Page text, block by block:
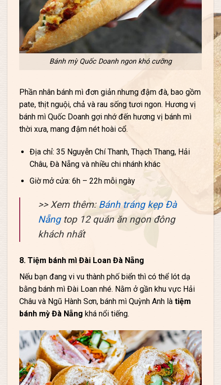
Bánh mỳ Quốc Doanh ngon khó cưỡng
Phần nhân bánh mì đơn giản nhưng đậm đà, bao gồm
pate, thịt nguội, chả và rau sống tươi ngon. Hương vị
bánh mì Quốc Doanh gợi nhớ đến hương vị bánh mì
thời xưa, mang đậm nét hoài cổ.
Địa chỉ: 35 Nguyễn Chí Thanh, Thạch Thang, Hải
Châu, Đà Nẵng và nhiều chi nhánh khác
Giờ mở cửa: 6h – 22h mỗi ngày
>> Xem thêm:Bánh tráng kẹp Đà
Nẵngtop 12 quán ăn ngon đông
khách nhất
8. Tiệm bánh mì Đài Loan Đà Nẵng
Nếu bạn đang vi vu thành phố biển thì có thể lót dạ
bằng bánh mì Đài Loan nhé. Nằm ở gần khu vực Hải
Châu và Ngũ Hành Sơn, bánh mì Quỳnh Anh là tiệm
bánh mỳ Đà Nẵng khá nổi tiếng.